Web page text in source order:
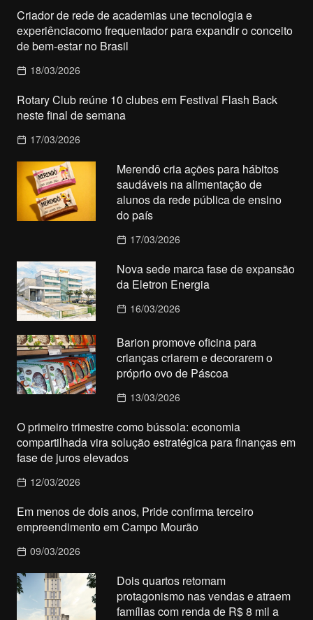
Criador de rede de academias une tecnologia e
experiênciacomo frequentador para expandir o conceito
de bem-estar no Brasil
18/03/2026
Rotary Club reúne 10 clubes em Festival Flash Back
neste final de semana
17/03/2026
Merendô cria ações para hábitos
saudáveis na alimentação de
alunos da rede pública de ensino
do país
17/03/2026
Nova sede marca fase de expansão
da Eletron Energia
16/03/2026
Barion promove oficina para
crianças criarem e decorarem o
próprio ovo de Páscoa
13/03/2026
O primeiro trimestre como bússola: economia
compartilhada vira solução estratégica para finanças em
fase de juros elevados
12/03/2026
Em menos de dois anos, Pride confirma terceiro
empreendimento em Campo Mourão
09/03/2026
Dois quartos retomam
protagonismo nas vendas e atraem
famílias com renda de R$ 8 mil a